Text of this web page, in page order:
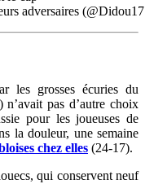
adversaires
les grosses écuries du
pas d’autre choix
pour les joueuses de
la douleur, une semaine
chez elles (24-17).
qui conservent neuf